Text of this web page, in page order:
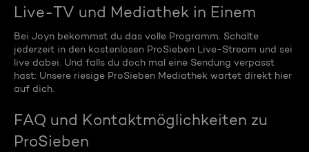
Live-TV und Mediathek in Einem
Bei Joyn bekommst du das volle Programm. Schalte
jederzeit in den kostenlosen ProSieben Live-Stream und sei
live dabei. Und falls du doch mal eine Sendung verpasst
hast: Unsere riesige ProSieben Mediathek wartet direkt hier
auf dich.
FAQ und Kontaktmöglichkeiten zu
ProSieben